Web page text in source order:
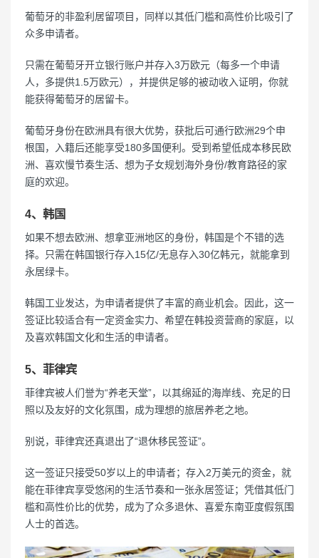
葡萄牙的非盈利居留项目，同样以其低门槛和高性价比吸引了
众多申请者。
只需在葡萄牙开立银行账户并存入3万欧元（每多一个申请
人，多提供1.5万欧元），并提供足够的被动收入证明，你就
能获得葡萄牙的居留卡。
葡萄牙身份在欧洲具有很大优势，获批后可通行欧洲29个申
根国，入籍后还能享受180多国便利。受到希望低成本移民欧
洲、喜欢慢节奏生活、想为子女规划海外身份/教育路径的家
庭的欢迎。
4、韩国
如果不想去欧洲、想拿亚洲地区的身份，韩国是个不错的选
择。只需在韩国银行存入15亿/无息存入30亿韩元，就能拿到
永居绿卡。
韩国工业发达，为申请者提供了丰富的商业机会。因此，这一
签证比较适合有一定资金实力、希望在韩投资营商的家庭，以
及喜欢韩国文化和生活的申请者。
5、菲律宾
菲律宾被人们誉为“养老天堂”，以其绵延的海岸线、充足的日
照以及友好的文化氛围，成为理想的旅居养老之地。
别说，菲律宾还真退出了“退休移民签证”。
这一签证只接受50岁以上的申请者；存入2万美元的资金，就
能在菲律宾享受悠闲的生活节奏和一张永居签证；凭借其低门
槛和高性价比的优势，成为了众多退休、喜爱东南亚度假氛围
人士的首选。